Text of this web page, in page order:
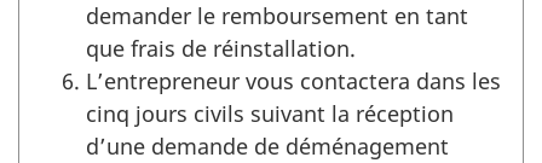
demander le remboursement en tant
que frais de réinstallation.
L’entrepreneur vous contactera dans les
cinq jours civils suivant la réception
d’une demande de déménagement